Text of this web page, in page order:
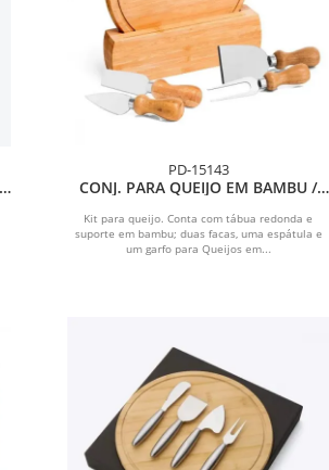
PD-15143
CONJ. PARA QUEIJO EM BAMBU /
Kit para queijo. Conta com tábua redonda e
suporte em bambu; duas facas, uma espátula e
um garfo para Queijos em...